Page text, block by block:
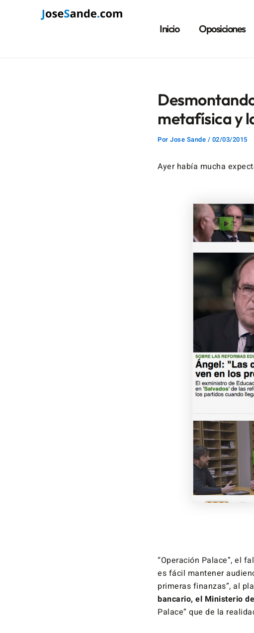
Inicio Oposiciones
metafísica y
Por Jose Sande / 02/03/2015
Ayer había mucha
“Operación Palace”, el
es fácil mantener
primeras finanzas”, al
bancario, el Ministerio
Palace” que de la
entradas